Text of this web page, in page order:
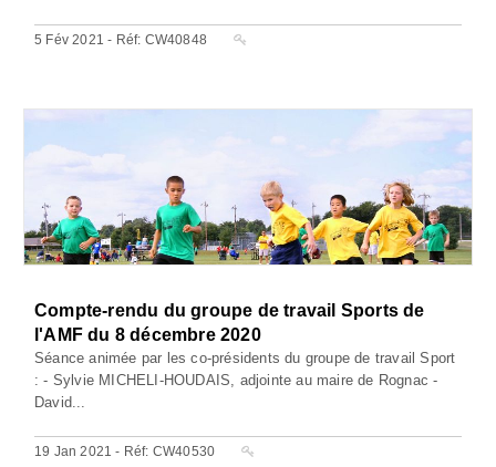
5 Fév 2021 - Réf: CW40848
Compte-rendu du groupe de travail Sports de
l'AMF du 8 décembre 2020
Séance animée par les co-présidents du groupe de travail Sport
: - Sylvie MICHELI-HOUDAIS, adjointe au maire de Rognac -
David...
19 Jan 2021 - Réf: CW40530